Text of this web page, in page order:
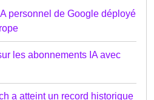
personnel de Google déployé
les abonnements IA avec
a atteint un record historique